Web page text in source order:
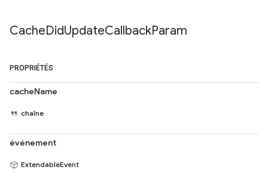
CacheDidUpdateCallbackParam
PROPRIÉTÉS
cacheName
chaîne
événement
ExtendableEvent